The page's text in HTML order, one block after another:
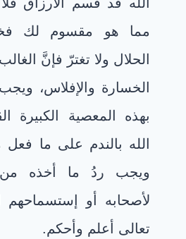
مما هو مقسوم لك
الحلال ولا تغترّ فإنَّ
الخسارة والإفلاس،
بهذه المعصية الكبيرة
الله بالندم على ما
ويجب ردُ ما أخذه من
لأصحابه أو إستسماحهم
تعالى أعلم وأحكم.